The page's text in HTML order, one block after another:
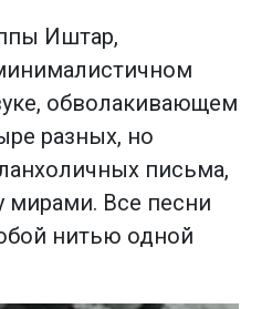
Иштар,
обволакивающем
разных, но
письма,
Все песни
нитью одной